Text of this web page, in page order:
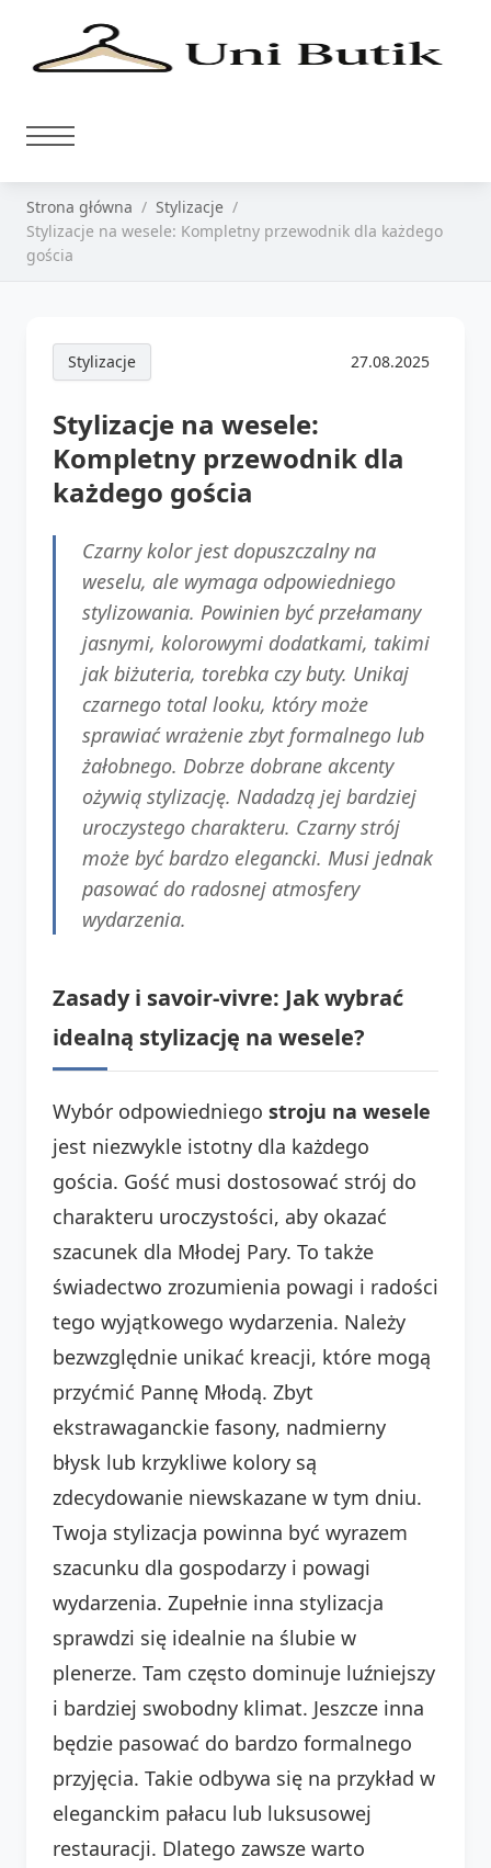
Strona główna
Stylizacje
Stylizacje na wesele: Kompletny przewodnik dla każdego
gościa
Stylizacje 27.08.2025
Stylizacje na wesele:
Kompletny przewodnik dla
każdego gościa
Czarny kolor jest dopuszczalny na
weselu, ale wymaga odpowiedniego
stylizowania. Powinien być przełamany
jasnymi, kolorowymi dodatkami, takimi
jak biżuteria, torebka czy buty. Unikaj
czarnego total looku, który może
sprawiać wrażenie zbyt formalnego lub
żałobnego. Dobrze dobrane akcenty
ożywią stylizację. Nadadzą jej bardziej
uroczystego charakteru. Czarny strój
może być bardzo elegancki. Musi jednak
pasować do radosnej atmosfery
wydarzenia.
Zasady i savoir-vivre: Jak wybrać
idealną stylizację na wesele?
Wybór odpowiedniego stroju na wesele
jest niezwykle istotny dla każdego
gościa. Gość musi dostosować strój do
charakteru uroczystości, aby okazać
szacunek dla Młodej Pary. To także
świadectwo zrozumienia powagi i radości
tego wyjątkowego wydarzenia. Należy
bezwzględnie unikać kreacji, które mogą
przyćmić Pannę Młodą. Zbyt
ekstrawaganckie fasony, nadmierny
błysk lub krzykliwe kolory są
zdecydowanie niewskazane w tym dniu.
Twoja stylizacja powinna być wyrazem
szacunku dla gospodarzy i powagi
wydarzenia. Zupełnie inna stylizacja
sprawdzi się idealnie na ślubie w
plenerze. Tam często dominuje luźniejszy
i bardziej swobodny klimat. Jeszcze inna
będzie pasować do bardzo formalnego
przyjęcia. Takie odbywa się na przykład w
eleganckim pałacu lub luksusowej
restauracji. Dlatego zawsze warto